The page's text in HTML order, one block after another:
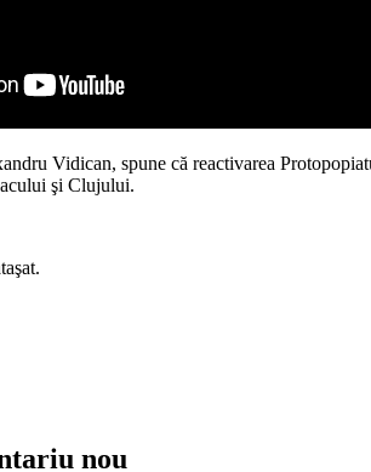
Vidican, spune că reactivarea
şi Clujului.
nou